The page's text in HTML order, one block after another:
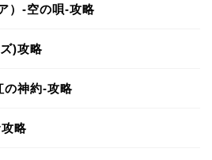
）-空の唄-攻略
)攻略
神約-攻略
略